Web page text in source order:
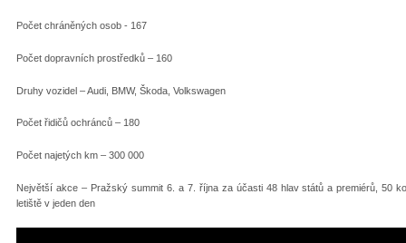
Počet chráněných osob - 167
Počet dopravních prostředků – 160
Druhy vozidel – Audi, BMW, Škoda, Volkswagen
Počet řidičů ochránců – 180
Počet najetých km – 300 000
Největší akce – Pražský summit 6. a 7. října za účasti 48 hlav států a premiérů, 50
letiště v jeden den